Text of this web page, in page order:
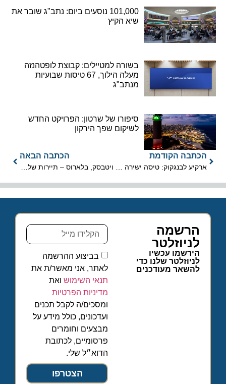
101,000 נוסעים ביום: נתב"ג שובר את
שיא הקיץ
בשורה למטיילים: קבוצת לופטהנזה
מעלה הילוך, 67 טיסות שבועיות
מנתב"ג
סיפורו של שרטון: הפרויקט החדש
לשיקום שפך הירקון
הכתבה הקודמת
ארקיע לבנגקוק: טיסה ישירה המריאה היום אחרי חצות
הכתבה הבאה
ויטבסק, בלארוס – תיירות של תרבות
הרשמה
לניוזלטר
הירשמו עכשיו
לניוזלטר שלנו כדי
להשאר מעודכנים
בביצוע ההרשמה
לאתר, אני מאשר/ת את
תנאי השימושואת
מדיניות הפרטיות
ומסכים/ה לקבל תכנים
ועדכונים, כולל מידע על
מבצעים וחומרים
פרסומיים, לכתובת
הדוא״ל שלי.
הצטרפו